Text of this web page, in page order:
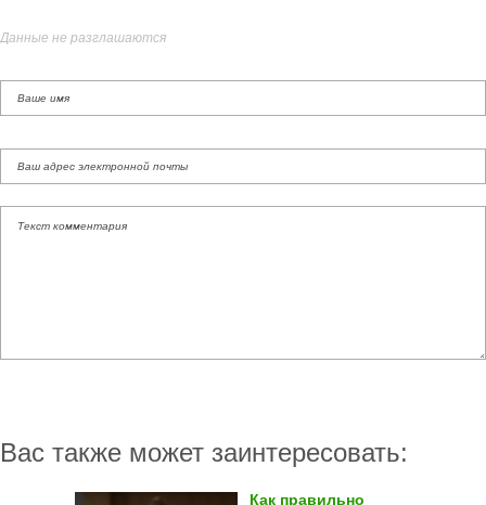
Данные не разглашаются
Вас также может заинтересовать:
Как правильно